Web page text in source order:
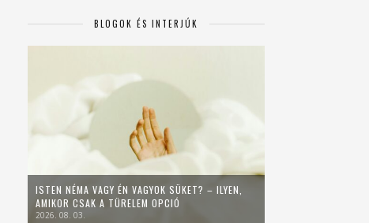
BLOGOK ÉS INTERJÚK
ISTEN NÉMA VAGY ÉN VAGYOK SÜKET? – ILYEN,
AMIKOR CSAK A TÜRELEM OPCIÓ
2026. 08. 03.